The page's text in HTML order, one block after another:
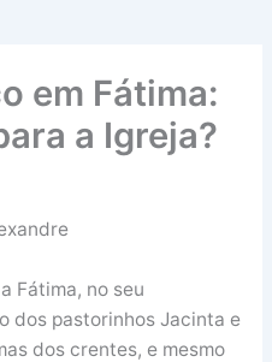
em Fátima:
a Igreja?
Fátima, no seu
dos pastorinhos Jacinta e
dos crentes, e mesmo